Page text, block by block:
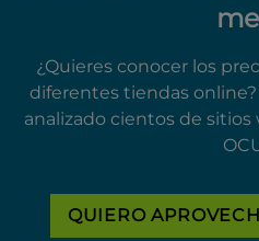
¿Quieres conocer los
diferentes tiendas
analizado cientos de sitios
QUIERO